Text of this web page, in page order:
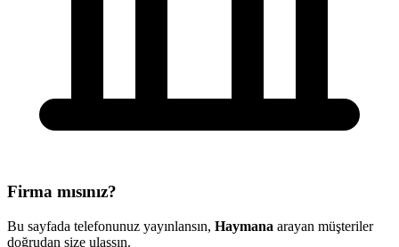
Firma mısınız?
Bu sayfada telefonunuz yayınlansın, Haymana arayan müşteriler
doğrudan size ulaşsın.